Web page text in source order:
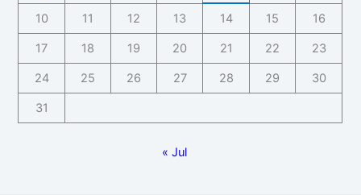
10 11 12 13 14 15 16
17 18 19 20 21 22 23
24 25 26 27 28 29 30
31
« Jul